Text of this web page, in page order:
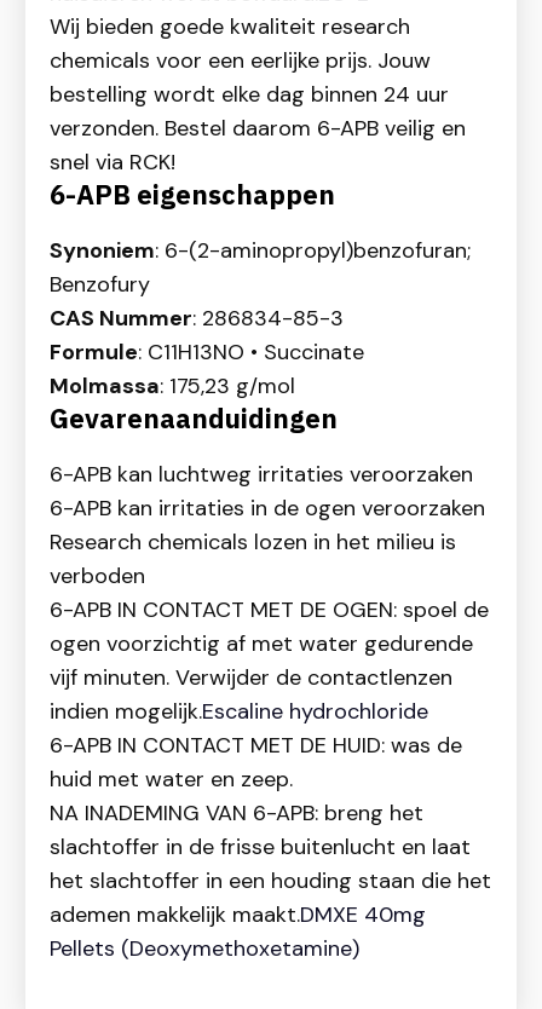
Wij bieden goede kwaliteit research
chemicals voor een eerlijke prijs. Jouw
bestelling wordt elke dag binnen 24 uur
verzonden. Bestel daarom 6-APB veilig en
snel via RCK!
6-APB eigenschappen
Synoniem: 6-(2-aminopropyl)benzofuran;
Benzofury
CAS Nummer: 286834-85-3
Formule: C11H13NO • Succinate
Molmassa: 175,23 g/mol
Gevarenaanduidingen
6-APB kan luchtweg irritaties veroorzaken
6-APB kan irritaties in de ogen veroorzaken
Research chemicals lozen in het milieu is
verboden
6-APB IN CONTACT MET DE OGEN: spoel de
ogen voorzichtig af met water gedurende
vijf minuten. Verwijder de contactlenzen
indien mogelijk.Escaline hydrochloride
6-APB IN CONTACT MET DE HUID: was de
huid met water en zeep.
NA INADEMING VAN 6-APB: breng het
slachtoffer in de frisse buitenlucht en laat
het slachtoffer in een houding staan die het
ademen makkelijk maakt.DMXE 40mg
Pellets (Deoxymethoxetamine)